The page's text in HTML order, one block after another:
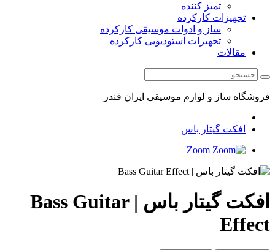
تمیز کننده
تجهیزات کارکرده
ساز و ادوات موسیقی کارکرده
تجهیزات استودیویی کارکرده
مقالات
فروشگاه ساز و لوازم موسیقی ایران فندر
افکت گیتار باس
Zoom
افکت گیتار باس | Bass Guitar
Effect